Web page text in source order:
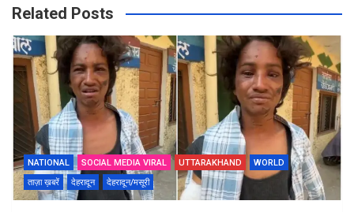
Related Posts
NATIONAL SOCIAL MEDIA VIRAL UTTARAKHAND
WORLD
ताज़ा ख़बरें
देहरादून देहरादून/मसूरी